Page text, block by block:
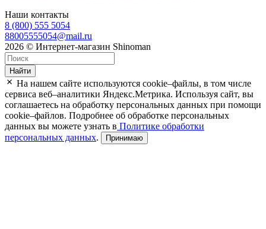
Наши контакты
8 (800) 555 5054
88005555054@mail.ru
2026 © Интернет-магазин Shinoman
Найти
На нашем сайте используются cookie–файлы, в том числе
сервиса веб–аналитики Яндекс.Метрика. Используя сайт, вы
соглашаетесь на обработку персональных данных при помощи
cookie–файлов. Подробнее об обработке персональных
данных вы можете узнать в Политике обработки
персональных данных. Принимаю